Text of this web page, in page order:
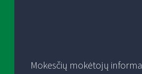
Mokesčių mokėtojų